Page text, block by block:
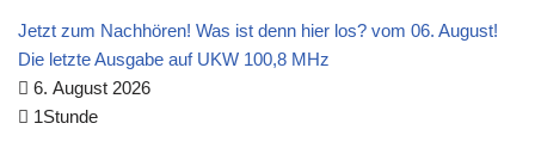
Jetzt zum Nachhören! Was ist denn hier los? vom 06. August!
Die letzte Ausgabe auf UKW 100,8 MHz
6. August 2026
1Stunde